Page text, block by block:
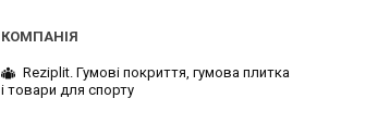
Reziplit. Гумові покриття, гумова плитка
і товари для спорту